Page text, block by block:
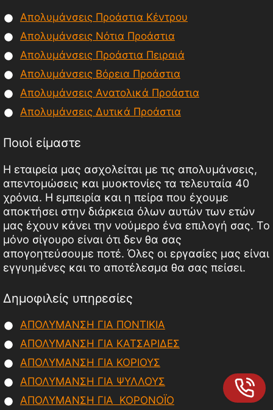
Απολυμάνσεις Προάστια Κέντρου
Απολυμάνσεις Νότια Προάστια
Απολυμάνσεις Προάστια Πειραιά
Απολυμάνσεις Βόρεια Προάστια
Απολυμάνσεις Ανατολικά Προάστια
Απολυμάνσεις Δυτικά Προάστια
Ποιοί είμαστε
Η εταιρεία μας ασχολείται με τις απολυμάνσεις,
απεντομώσεις και μυοκτονίες τα τελευταία 40
χρόνια. Η εμπειρία και η πείρα που έχουμε
αποκτήσει στην διάρκεια όλων αυτών των ετών
μας έχουν κάνει την νούμερο ένα επιλογή σας. Το
μόνο σίγουρο είναι ότι δεν θα σας
απογοητεύσουμε ποτέ. Όλες οι εργασίες μας είναι
εγγυημένες και το αποτέλεσμα θα σας πείσει.
Δημοφιλείς υπηρεσίες
ΑΠΟΛΥΜΑΝΣΗ ΓΙΑ ΠΟΝΤΙΚΙΑ
ΑΠΟΛΥΜΑΝΣΗ ΓΙΑ ΚΑΤΣΑΡΙΔΕΣ
ΑΠΟΛΥΜΑΝΣΗ ΓΙΑ ΚΟΡΙΟΥΣ
ΑΠΟΛΥΜΑΝΣΗ ΓΙΑ ΨΥΛΛΟΥΣ
ΑΠΟΛΥΜΑΝΣΗ ΓΙΑ ΚΟΡΟΝΟΪΟ